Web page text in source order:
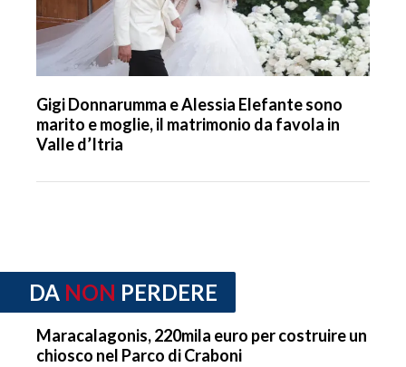
Gigi Donnarumma e Alessia Elefante sono
marito e moglie, il matrimonio da favola in
Valle d’Itria
DA NON PERDERE
Maracalagonis, 220mila euro per costruire un
chiosco nel Parco di Craboni